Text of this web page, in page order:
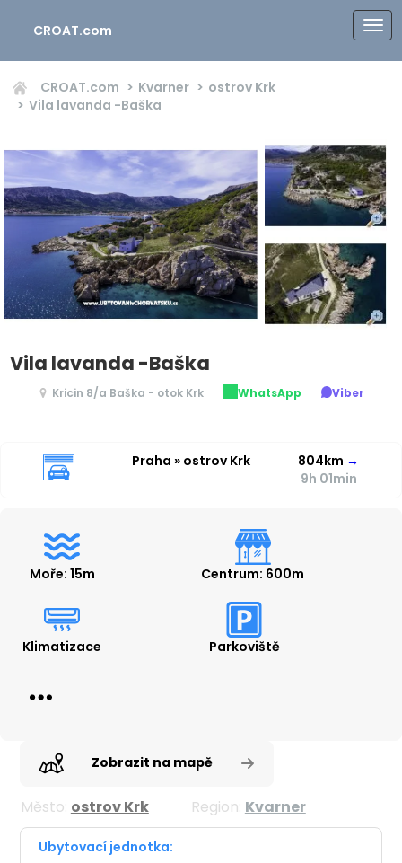
CROAT.com
CROAT.com Kvarner
ostrov Krk
Vila lavanda -Baška
Vila lavanda -Baška
Kricin 8/a Baška - otok Krk WhatsApp Viber
Praha » ostrov Krk 804km →
9h 01min
Moře: 15m Centrum: 600m
Klimatizace Parkoviště
Zobrazit na mapě
Město: ostrov Krk Region: Kvarner
Ubytovací jednotka: